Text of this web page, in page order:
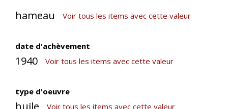
hameau Voir tous les items avec cette valeur
date d'achèvement
1940 Voir tous les items avec cette valeur
type d'oeuvre
huile Voir tous les items avec cette valeur